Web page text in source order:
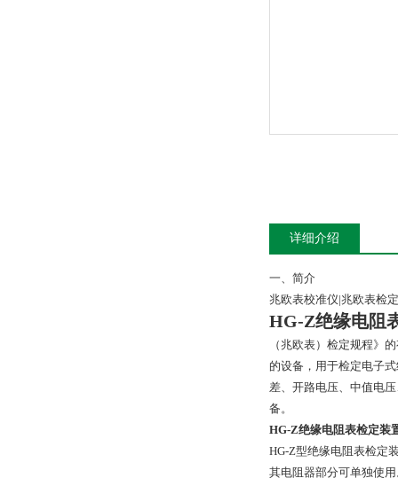
详细介绍
一、简介
兆欧表校准仪|兆欧表检
HG-Z绝缘电阻
（兆欧表）检定规程》
的设备，用于检定电子
差、开路电压、中值电
备。
HG-Z绝缘电阻表检定装
HG-Z型绝缘电阻表检定
其电阻器部分可单独使